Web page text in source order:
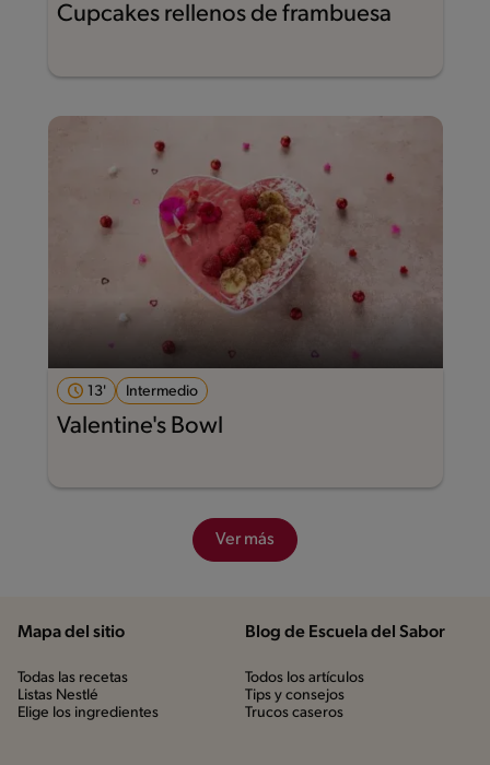
Cupcakes rellenos de frambuesa
13' Intermedio
Valentine's Bowl
Ver más
Mapa del sitio
Todas las recetas
Listas Nestlé
Elige los ingredientes
Blog de Escuela del Sabor
Todos los artículos
Tips y consejos
Trucos caseros